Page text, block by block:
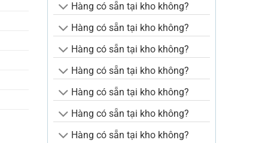
Hàng có sẵn tại kho không?
Hàng có sẵn tại kho không?
Hàng có sẵn tại kho không?
Hàng có sẵn tại kho không?
Hàng có sẵn tại kho không?
Hàng có sẵn tại kho không?
Hàng có sẵn tại kho không?